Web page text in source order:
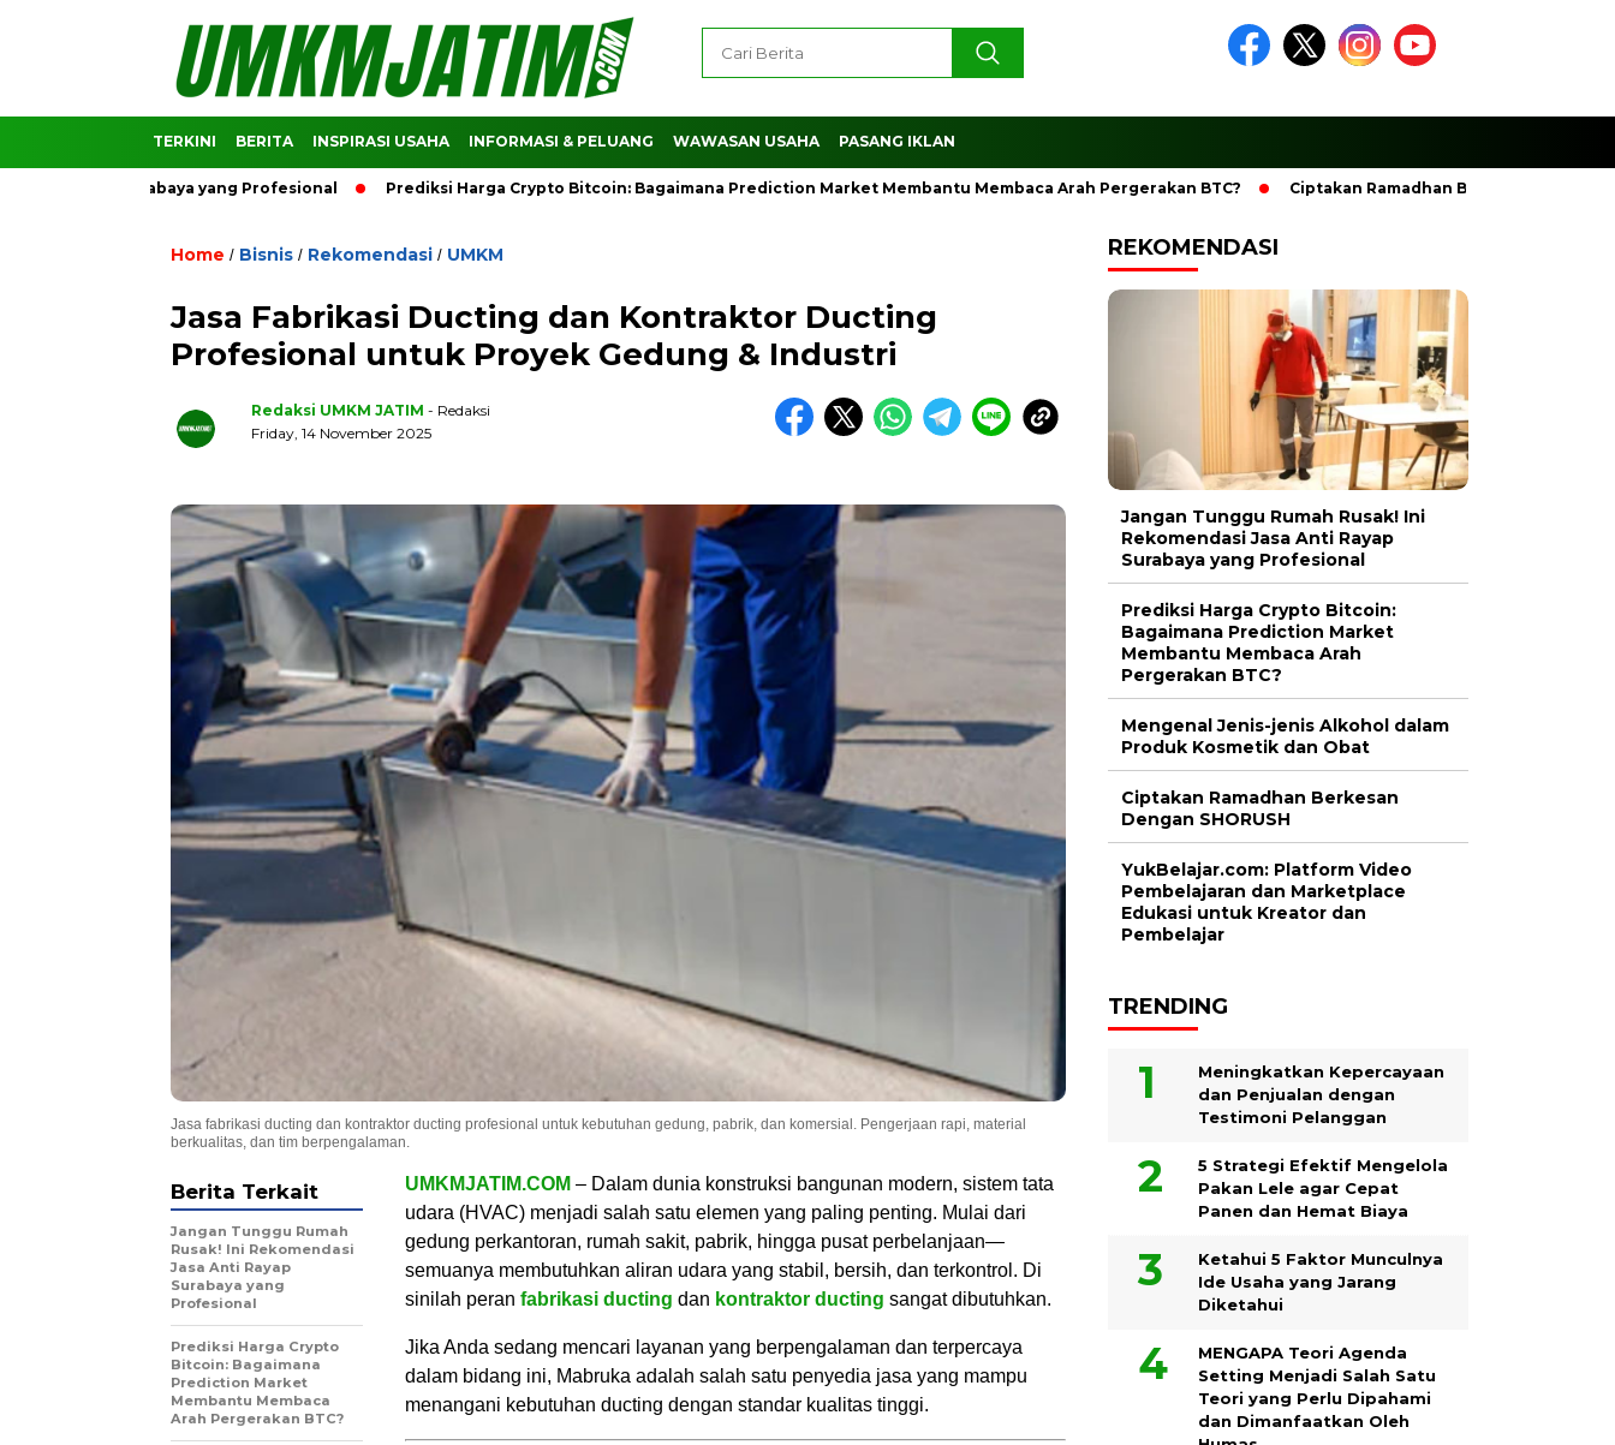
TERKINI BERITA INSPIRASI USAHA INFORMASI & PELUANG WAWASAN USAHA PASANG IKLAN
Surabaya yang Profesional Prediksi Harga Crypto Bitcoin: Bagaimana Prediction Market Membantu Membaca Arah Pergerakan BTC? Ciptakan Ramadhan Berkesan Dengan
Home / Bisnis / Rekomendasi / UMKM
Jasa Fabrikasi Ducting dan Kontraktor Ducting
Profesional untuk Proyek Gedung & Industri
Redaksi UMKM JATIM - Redaksi
Friday, 14 November 2025
Jasa fabrikasi ducting dan kontraktor ducting profesional untuk kebutuhan gedung, pabrik, dan komersial. Pengerjaan rapi, material
berkualitas, dan tim berpengalaman.
UMKMJATIM.COM – Dalam dunia konstruksi bangunan modern, sistem tata
udara (HVAC) menjadi salah satu elemen yang paling penting. Mulai dari
gedung perkantoran, rumah sakit, pabrik, hingga pusat perbelanjaan—
semuanya membutuhkan aliran udara yang stabil, bersih, dan terkontrol. Di
sinilah peran fabrikasi ducting dan kontraktor ducting sangat dibutuhkan.
Jika Anda sedang mencari layanan yang berpengalaman dan terpercaya
dalam bidang ini, Mabruka adalah salah satu penyedia jasa yang mampu
menangani kebutuhan ducting dengan standar kualitas tinggi.
Berita Terkait
Jangan Tunggu Rumah
Rusak! Ini Rekomendasi
Jasa Anti Rayap
Surabaya yang
Profesional
Prediksi Harga Crypto
Bitcoin: Bagaimana
Prediction Market
Membantu Membaca
Arah Pergerakan BTC?
REKOMENDASI
Jangan Tunggu Rumah Rusak! Ini
Rekomendasi Jasa Anti Rayap
Surabaya yang Profesional
Prediksi Harga Crypto Bitcoin:
Bagaimana Prediction Market
Membantu Membaca Arah
Pergerakan BTC?
Mengenal Jenis-jenis Alkohol dalam
Produk Kosmetik dan Obat
Ciptakan Ramadhan Berkesan
Dengan SHORUSH
YukBelajar.com: Platform Video
Pembelajaran dan Marketplace
Edukasi untuk Kreator dan
Pembelajar
TRENDING
Meningkatkan Kepercayaan
dan Penjualan dengan
Testimoni Pelanggan
5 Strategi Efektif Mengelola
Pakan Lele agar Cepat
Panen dan Hemat Biaya
Ketahui 5 Faktor Munculnya
Ide Usaha yang Jarang
Diketahui
MENGAPA Teori Agenda
Setting Menjadi Salah Satu
Teori yang Perlu Dipahami
dan Dimanfaatkan Oleh